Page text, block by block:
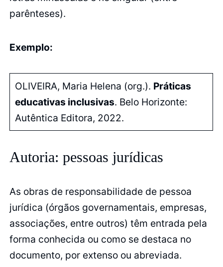
parênteses).
Exemplo:
OLIVEIRA, Maria Helena (org.). Práticas
educativas inclusivas. Belo Horizonte:
Autêntica Editora, 2022.
Autoria: pessoas jurídicas
As obras de responsabilidade de pessoa
jurídica (órgãos governamentais, empresas,
associações, entre outros) têm entrada pela
forma conhecida ou como se destaca no
documento, por extenso ou abreviada.